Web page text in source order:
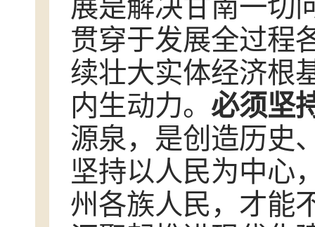
展是解决甘南一切
贯穿于发展全过程
续壮大实体经济根
内生动力。 必须坚
源泉，是创造历史
坚持以人民为中心
州各族人民，才能